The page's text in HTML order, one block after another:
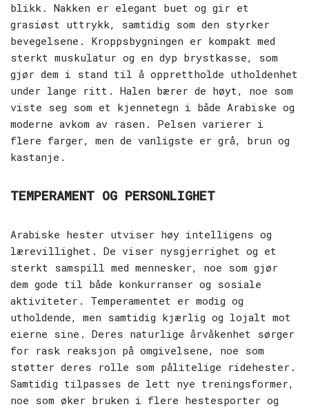
blikk. Nakken er elegant buet og gir et
grasiøst uttrykk, samtidig som den styrker
bevegelsene. Kroppsbygningen er kompakt med
sterkt muskulatur og en dyp brystkasse, som
gjør dem i stand til å opprettholde utholdenhet
under lange ritt. Halen bærer de høyt, noe som
viste seg som et kjennetegn i både Arabiske og
moderne avkom av rasen. Pelsen varierer i
flere farger, men de vanligste er grå, brun og
kastanje.
TEMPERAMENT OG PERSONLIGHET
Arabiske hester utviser høy intelligens og
lærevillighet. De viser nysgjerrighet og et
sterkt samspill med mennesker, noe som gjør
dem gode til både konkurranser og sosiale
aktiviteter. Temperamentet er modig og
utholdende, men samtidig kjærlig og lojalt mot
eierne sine. Deres naturlige årvåkenhet sørger
for rask reaksjon på omgivelsene, noe som
støtter deres rolle som pålitelige ridehester.
Samtidig tilpasses de lett nye treningsformer,
noe som øker bruken i flere hestesporter og